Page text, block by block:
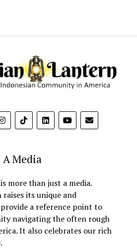
Media
more than just a media.
its unique and
a reference point to
navigating the often rough
It also celebrates our rich